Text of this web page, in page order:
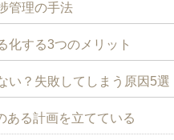
管理の手法
化する3つのメリット
い？失敗してしまう原因5選
ある計画を立てている